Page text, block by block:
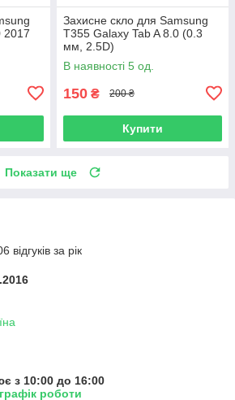
2017
Захисне скло для Samsung
T355 Galaxy Tab A 8.0 (0.3
мм, 2.5D)
В наявності 5 од.
150 ₴ 200 ₴
Купити
Показати ще
за рік
з 10:00 до 16:00
роботи